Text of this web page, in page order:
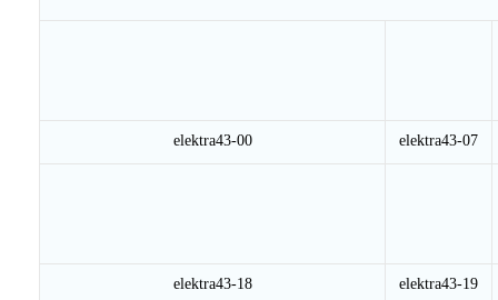
elektra43-00 elektra43-07
elektra43-18 elektra43-19